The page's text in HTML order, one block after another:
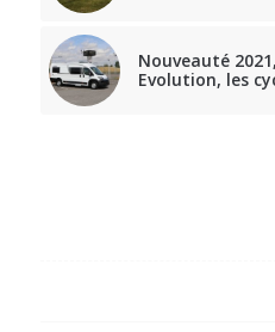
Nouveauté
Evolution, les